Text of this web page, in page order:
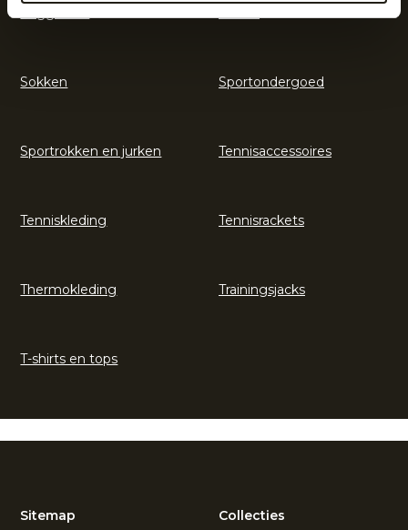
Sokken Sportondergoed
Sportrokken en jurken Tennisaccessoires
Tenniskleding Tennisrackets
Thermokleding Trainingsjacks
T-shirts en tops
Sitemap
Collecties